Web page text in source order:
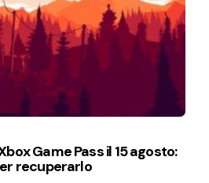
Game Pass il 15 agosto:
recuperarlo